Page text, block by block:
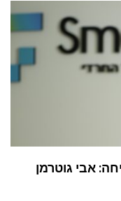
אבי גוטרמן